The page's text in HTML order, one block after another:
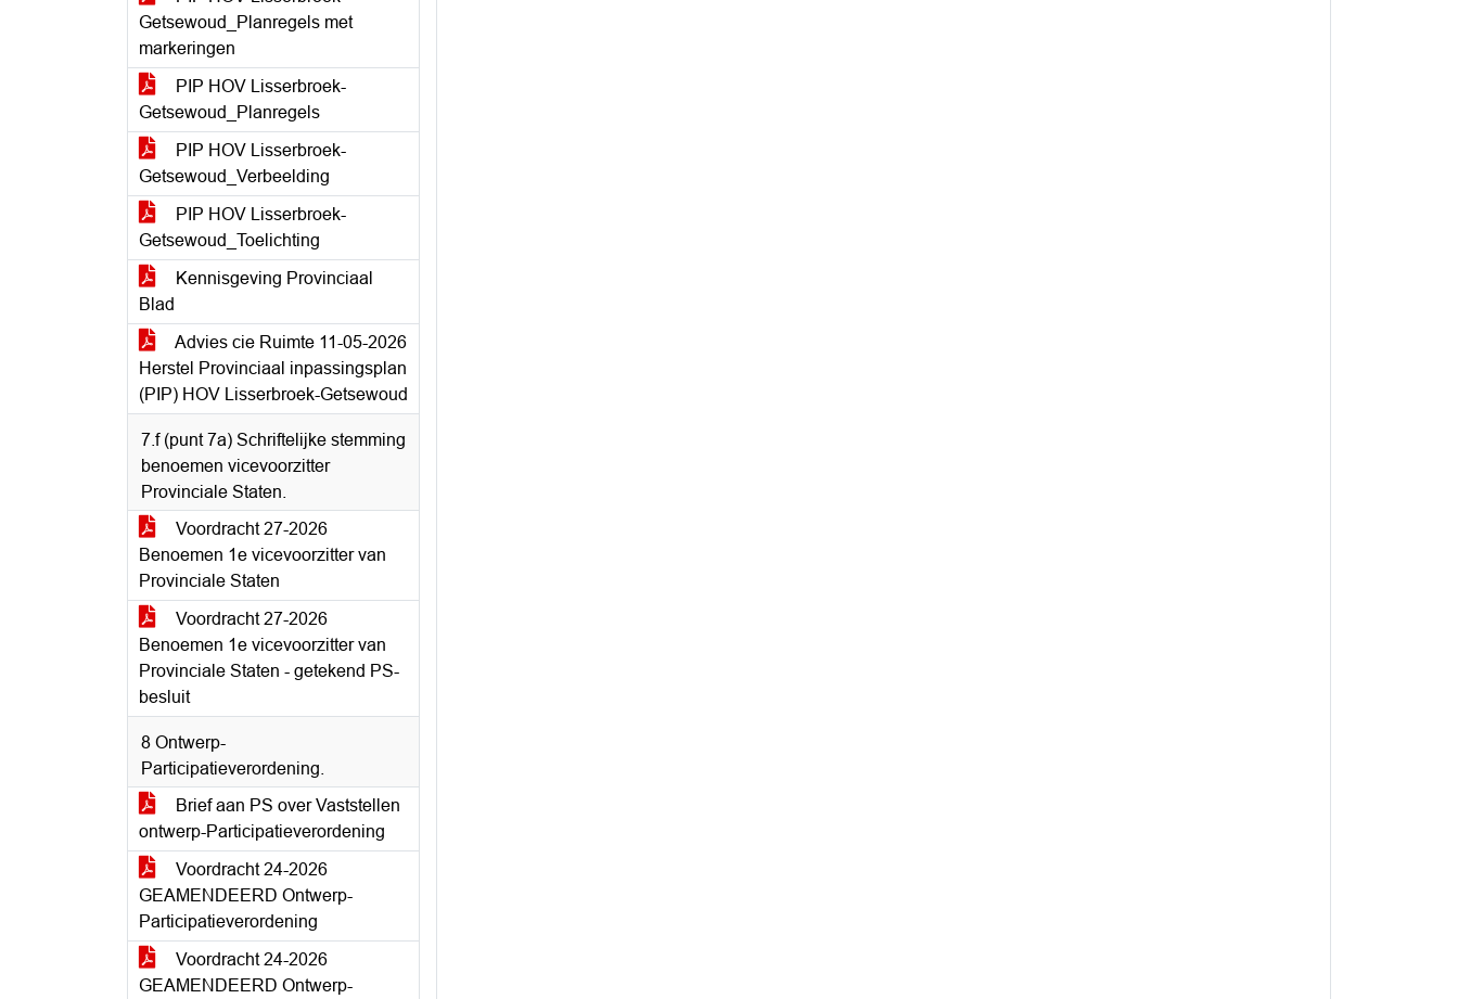
Getsewoud_Planregels met
markeringen
PIP HOV Lisserbroek-
Getsewoud_Planregels
PIP HOV Lisserbroek-
Getsewoud_Verbeelding
PIP HOV Lisserbroek-
Getsewoud_Toelichting
Kennisgeving Provinciaal
Blad
Advies cie Ruimte 11-05-2026
Herstel Provinciaal inpassingsplan
(PIP) HOV Lisserbroek-Getsewoud
7.f (punt 7a) Schriftelijke stemming
benoemen vicevoorzitter
Provinciale Staten.
Voordracht 27-2026
Benoemen 1e vicevoorzitter van
Provinciale Staten
Voordracht 27-2026
Benoemen 1e vicevoorzitter van
Provinciale Staten - getekend PS-
besluit
8 Ontwerp-
Participatieverordening.
Brief aan PS over Vaststellen
ontwerp-Participatieverordening
Voordracht 24-2026
GEAMENDEERD Ontwerp-
Participatieverordening
Voordracht 24-2026
GEAMENDEERD Ontwerp-